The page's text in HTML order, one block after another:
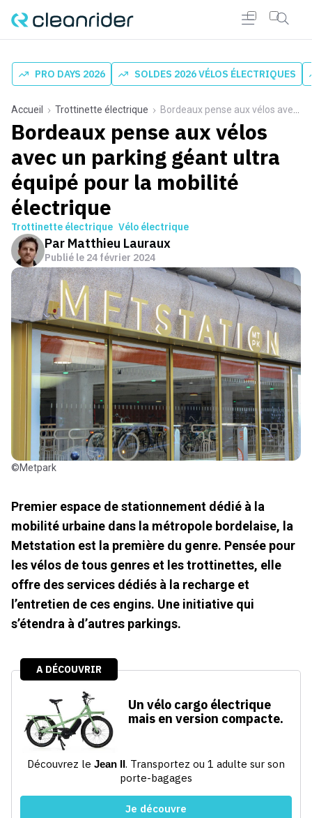
PRO DAYS 2026 SOLDES 2026 VÉLOS ÉLECTRIQUES
Accueil Trottinette électrique Bordeaux pense aux vélos avec un parking géant ultra équipé pour la mobilité électrique
Bordeaux pense aux vélos
avec un parking géant ultra
équipé pour la mobilité
électrique
Trottinette électrique Vélo électrique
Par Matthieu Lauraux
Publié le 24 février 2024
©Metpark
Premier espace de stationnement dédié à la
mobilité urbaine dans la métropole bordelaise, la
Metstation est la première du genre. Pensée pour
les vélos de tous genres et les trottinettes, elle
offre des services dédiés à la recharge et
l’entretien de ces engins. Une initiative qui
s’étendra à d’autres parkings.